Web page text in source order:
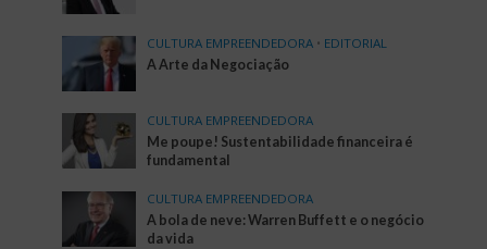
CULTURA EMPREENDEDORA • EDITORIAL
A Arte da Negociação
CULTURA EMPREENDEDORA
Me poupe! Sustentabilidade financeira é
fundamental
CULTURA EMPREENDEDORA
A bola de neve: Warren Buffett e o negócio
da vida